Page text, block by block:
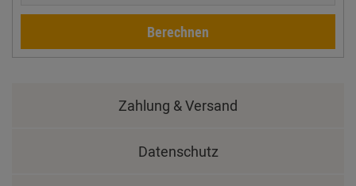
Berechnen
Zahlung & Versand
Datenschutz